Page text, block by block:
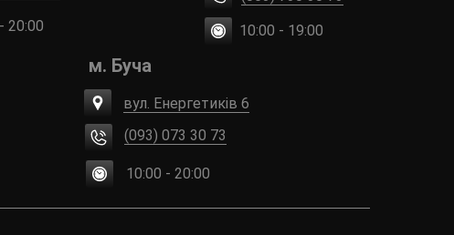
20:00 10:00 - 19:00
м. Буча
вул. Енергетиків 6
(093) 073 30 73
10:00 - 20:00